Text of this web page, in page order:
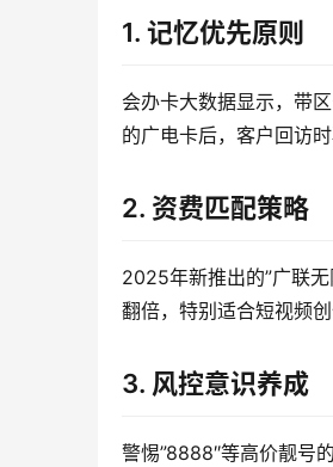
1. 记忆优先原则
会办卡大数据显示，带
的广电卡后，客户回访
2. 资费匹配策略
2025年新推出的”广联
翻倍，特别适合短视频创
3. 风控意识养成
警惕”8888″等高价靓号